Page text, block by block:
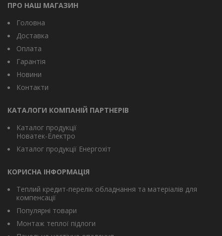
ПРО НАШ МАГАЗИН
Головна
Доставка
Оплата
Гарантія
Новини
Контакти
КАТАЛОГИ КОМПАНІЙ ПАРТНЕРІВ
Каталог продукції
Новатек-Електро
Каталог продукції Енергохіт
КОРИСНА ІНФОРМАЦІЯ
Теплий кредит-перелік обладнання та матеріалів для
компенсації
Популярні товари
Монтаж теплої підлоги